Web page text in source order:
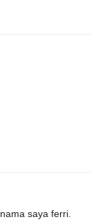
saya ferri.